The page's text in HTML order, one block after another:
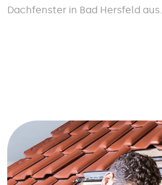
Dachfenster in Bad Hersfeld aus.